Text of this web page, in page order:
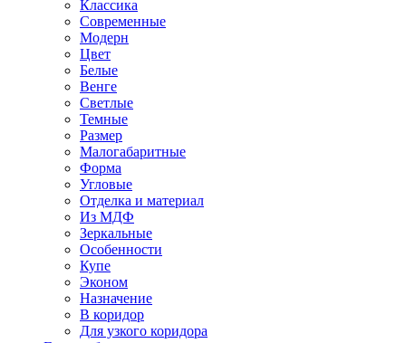
Классика
Современные
Модерн
Цвет
Белые
Венге
Светлые
Темные
Размер
Малогабаритные
Форма
Угловые
Отделка и материал
Из МДФ
Зеркальные
Особенности
Купе
Эконом
Назначение
В коридор
Для узкого коридора